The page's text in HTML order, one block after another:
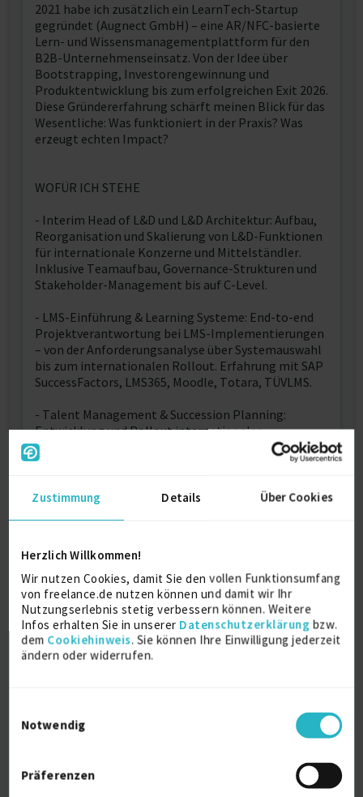
Zustimmung Details Über Cookies
Herzlich Willkommen!
Wir nutzen Cookies, damit Sie den vollen Funktionsumfang
von freelance.de nutzen können und damit wir Ihr
Nutzungserlebnis stetig verbessern können. Weitere
Infos erhalten Sie in unserer Datenschutzerklärung bzw.
dem Cookiehinweis. Sie können Ihre Einwilligung jederzeit
ändern oder widerrufen.
Notwendig
Präferenzen
2021 habe ich zusätzlich ein LearnTech-Startup
gegründet (Augnect GmbH) – eine AR/NFC-basierte
Lern- und Wissensmanagementplattform für den
B2B-Unternehmenseinsatz. Von der Idee über
Bootstrapping, Investorengewinnung und
Produktentwicklung bis zum erfolgreichen Exit 2026.
Diese Gründererfahrung schärft meinen Blick für das
Wesentliche: Was funktioniert in der Praxis? Was
erzeugt echten Impact?
WOFÜR ICH STEHE
- Interim Head of L&D und L&D Architektur: Aufbau,
Reorganisation und Skalierung von L&D-Funktionen
für internationale Konzerne und Mittelständler.
Inklusive Teamaufbau, Governance-Strukturen und
Stakeholder-Management bis auf C-Level.
- LMS-Einführung & Learning Systeme: End-to-end
Projektverantwortung bei LMS-Implementierungen
– von der Anforderungsanalyse über Systemauswahl
bis zum internationalen Rollout. Erfahrung mit SAP
SuccessFactors, LMS365, Moodle, Totara, TÜVLMS.
- Talent Management & Succession Planning:
Entwicklung und Rollout internationaler
Succession-Planning-Frameworks für Top-
Führungsebenen. High-Potential-Programme,
Analytics.
Führungskräfte. Führungskräfte-Trainings,
Executive Enablement, Beratung auf C-Level.
Eigenes Online-Programm zur
Führungskräfteentwicklung entwickelt und
vermarktet.
- HR Transformation & Organisationsentwicklung:
Erfahrung in komplexen internationalen
- Digital Learning & Innovation: Entwicklung
digitaler und hybrider Lernformate. Beratung zu KI-